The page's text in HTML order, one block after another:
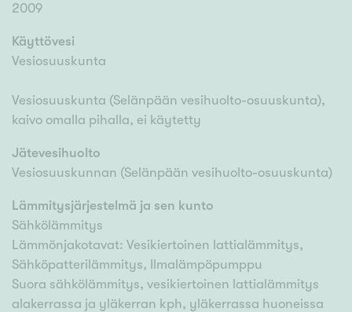
2009
Käyttövesi
Vesiosuuskunta
Vesiosuuskunta (Selänpään vesihuolto-osuuskunta),
kaivo omalla pihalla, ei käytetty
Jätevesihuolto
Vesiosuuskunnan (Selänpään vesihuolto-osuuskunta)
Lämmitysjärjestelmä ja sen kunto
Sähkölämmitys
Lämmönjakotavat: Vesikiertoinen lattialämmitys,
Sähköpatterilämmitys, Ilmalämpöpumppu
Suora sähkölämmitys, vesikiertoinen lattialämmitys
alakerrassa ja yläkerran kph, yläkerrassa huoneissa